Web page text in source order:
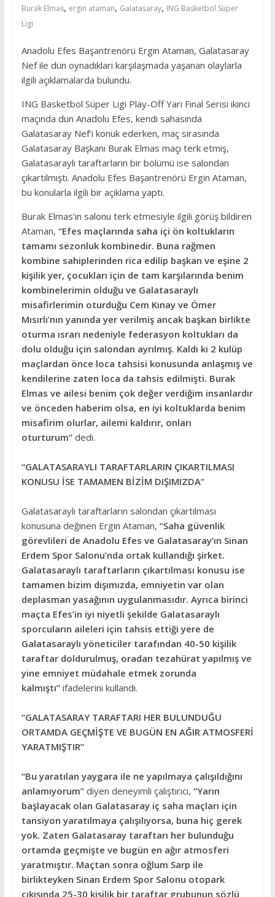
Burak Elmas, ergin ataman, Galatasaray, ING Basketbol Süper
Ligi
Anadolu Efes Başantrenörü Ergin Ataman, Galatasaray
Nef ile dün oynadıkları karşılaşmada yaşanan olaylarla
ilgili açıklamalarda bulundu.
ING Basketbol Süper Ligi Play-Off Yarı Final Serisi ikinci
maçında dün Anadolu Efes, kendi sahasında
Galatasaray Nef’i konuk ederken, maç sırasında
Galatasaray Başkanı Burak Elmas maçı terk etmiş,
Galatasaraylı taraftarların bir bölümü ise salondan
çıkartılmıştı. Anadolu Efes Başantrenörü Ergin Ataman,
bu konularla ilgili bir açıklama yaptı.
Burak Elmas’ın salonu terk etmesiyle ilgili görüş bildiren
Ataman, “Efes maçlarında saha içi ön koltukların
tamamı sezonluk kombinedir. Buna rağmen
kombine sahiplerinden rica edilip başkan ve eşine 2
kişilik yer, çocukları için de tam karşılarında benim
kombinelerimin olduğu ve Galatasaraylı
misafirlerimin oturduğu Cem Kınay ve Ömer
Mısırlı’nın yanında yer verilmiş ancak başkan birlikte
oturma ısrarı nedeniyle federasyon koltukları da
dolu olduğu için salondan ayrılmış. Kaldı ki 2 kulüp
maçlardan önce loca tahsisi konusunda anlaşmış ve
kendilerine zaten loca da tahsis edilmişti. Burak
Elmas ve ailesi benim çok değer verdiğim insanlardır
ve önceden haberim olsa, en iyi koltuklarda benim
misafirim olurlar, ailemi kaldırır, onları
oturturum”dedi.
“GALATASARAYLI TARAFTARLARIN ÇIKARTILMASI
KONUSU İSE TAMAMEN BİZİM DIŞIMIZDA”
Galatasaraylı taraftarların salondan çıkartılması
konusuna değinen Ergin Ataman, “Saha güvenlik
görevlileri de Anadolu Efes ve Galatasaray’ın Sinan
Erdem Spor Salonu’nda ortak kullandığı şirket.
Galatasaraylı taraftarların çıkartılması konusu ise
tamamen bizim dışımızda, emniyetin var olan
deplasman yasağının uygulanmasıdır. Ayrıca birinci
maçta Efes’in iyi niyetli şekilde Galatasaraylı
sporcuların aileleri için tahsis ettiği yere de
Galatasaraylı yöneticiler tarafından 40-50 kişilik
taraftar doldurulmuş, oradan tezahürat yapılmış ve
yine emniyet müdahale etmek zorunda
kalmıştı”ifadelerini kullandı.
“GALATASARAY TARAFTARI HER BULUNDUĞU
ORTAMDA GEÇMİŞTE VE BUGÜN EN AĞIR ATMOSFERİ
YARATMIŞTIR”
“Bu yaratılan yaygara ile ne yapılmaya çalışıldığını
anlamıyorum” diyen deneyimli çalıştırıcı, “Yarın
başlayacak olan Galatasaray iç saha maçları için
tansiyon yaratılmaya çalışılıyorsa, buna hiç gerek
yok. Zaten Galatasaray taraftarı her bulunduğu
ortamda geçmişte ve bugün en ağır atmosferi
yaratmıştır. Maçtan sonra oğlum Sarp ile
birlikteyken Sinan Erdem Spor Salonu otopark
çıkışında 25-30 kişilik bir taraftar grubunun sözlü